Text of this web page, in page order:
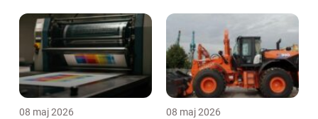
08 maj 2026 08 maj 2026